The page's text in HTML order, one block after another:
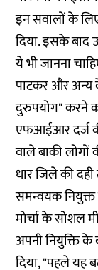
इन सवालों के
दिया. इसके बाद
ये भी जानना
पाटकर और
दुरुपयोग" करने
एफआईआर दर्ज की
वाले बाकी लोगों
धार जिले की
समन्वयक नियुक्त
मोर्चा के सोशल
अपनी नियुक्ति के
दिया, "पहले यह